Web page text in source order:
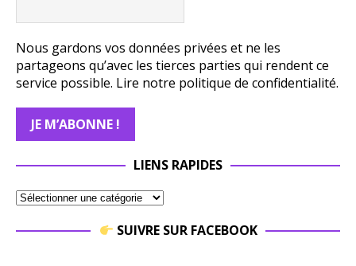
Nous gardons vos données privées et ne les
partageons qu’avec les tierces parties qui rendent ce
service possible. Lire notre politique de confidentialité.
LIENS RAPIDES
SUIVRE SUR FACEBOOK